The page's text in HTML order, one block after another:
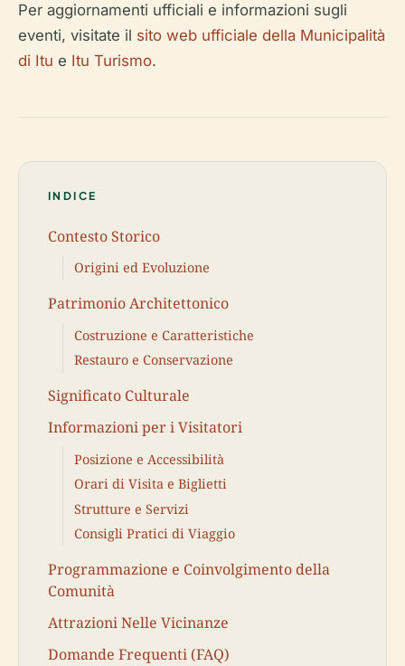
Per aggiornamenti ufficiali e informazioni sugli
eventi, visitate il sito web ufficiale della Municipalità
di Itu e Itu Turismo.
INDICE
Contesto Storico
Origini ed Evoluzione
Patrimonio Architettonico
Costruzione e Caratteristiche
Restauro e Conservazione
Significato Culturale
Informazioni per i Visitatori
Posizione e Accessibilità
Orari di Visita e Biglietti
Strutture e Servizi
Consigli Pratici di Viaggio
Programmazione e Coinvolgimento della
Comunità
Attrazioni Nelle Vicinanze
Domande Frequenti (FAQ)